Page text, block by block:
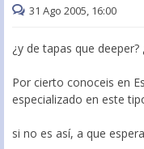
31 Ago 2005, 16:00
¿y de tapas que deeper?
Por cierto conoceis en
especializado en este
si no es así, a que